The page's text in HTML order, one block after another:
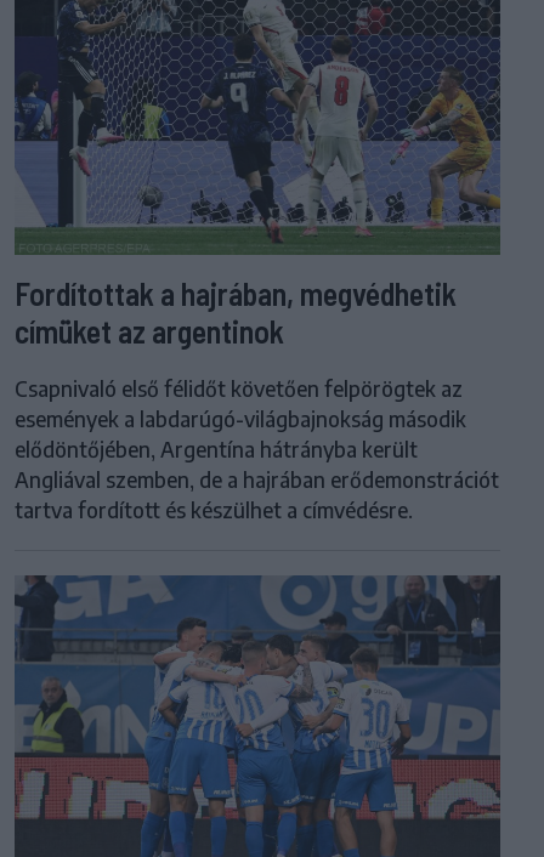
Fordítottak a hajrában, megvédhetik
címüket az argentinok
Csapnivaló első félidőt követően felpörögtek az
események a labdarúgó-világbajnokság második
elődöntőjében, Argentína hátrányba került
Angliával szemben, de a hajrában erődemonstrációt
tartva fordított és készülhet a címvédésre.